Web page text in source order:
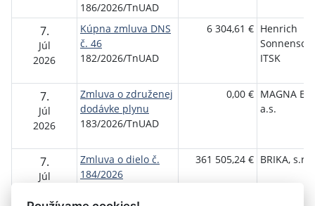
186/2026/TnUAD
7.
Júl
2026
Kúpna zmluva DNS
č. 46
182/2026/TnUAD
6 304,61 € Henrich
ITSK
7.
Júl
2026
Zmluva o združenej
dodávke plynu
183/2026/TnUAD
0,00 € MAGNA
a.s.
7.
Júl
Zmluva o dielo č.
184/2026
361 505,24 € BRIKA,